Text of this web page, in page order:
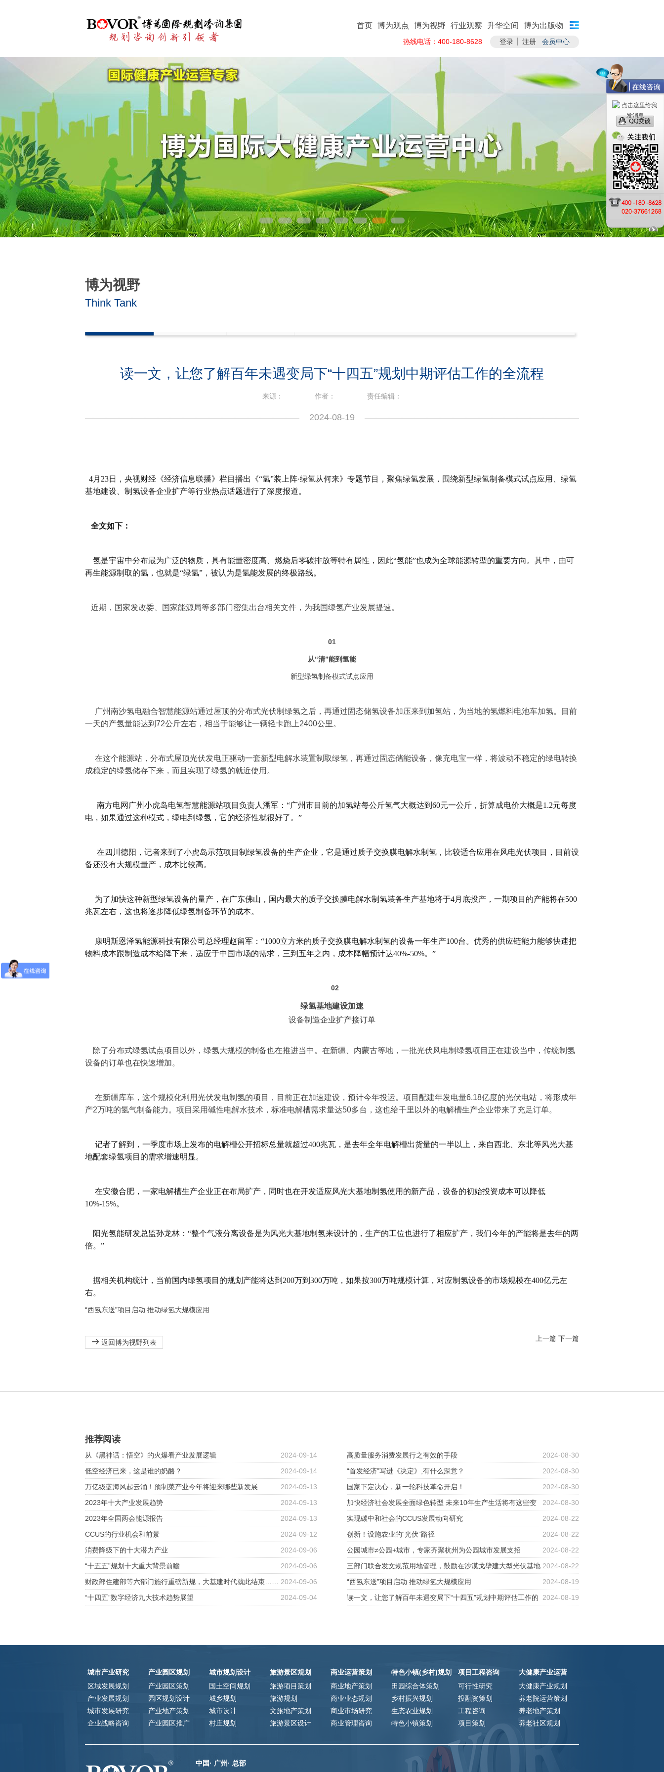
热线电话：400-180-8628 登录 注册 会员中心
首页 博为观点 博为视野 行业观察 升华空间 博为出版物
博为视野
Think Tank
读一文，让您了解百年未遇变局下“十四五”规划中期评估工作的全流程
来源： 作者： 责任编辑：
2024-08-19
4月23日，央视财经《经济信息联播》栏目播出《“氢”装上阵·绿氢从何来》专题节目，聚焦绿氢发展，围绕新型绿氢制备模式试点应用、绿氢
基地建设、制氢设备企业扩产等行业热点话题进行了深度报道。
全文如下：
氢是宇宙中分布最为广泛的物质，具有能量密度高、燃烧后零碳排放等特有属性，因此“氢能”也成为全球能源转型的重要方向。其中，由可
再生能源制取的氢，也就是“绿氢”，被认为是氢能发展的终极路线。
近期，国家发改委、国家能源局等多部门密集出台相关文件，为我国绿氢产业发展提速。
01
从“清”能到氢能
新型绿氢制备模式试点应用
广州南沙氢电融合智慧能源站通过屋顶的分布式光伏制绿氢之后，再通过固态储氢设备加压来到加氢站，为当地的氢燃料电池车加氢。目前
一天的产氢量能达到72公斤左右，相当于能够让一辆轻卡跑上2400公里。
在这个能源站，分布式屋顶光伏发电正驱动一套新型电解水装置制取绿氢，再通过固态储能设备，像充电宝一样，将波动不稳定的绿电转换
成稳定的绿氢储存下来，而且实现了绿氢的就近使用。
南方电网广州小虎岛电氢智慧能源站项目负责人潘军：“广州市目前的加氢站每公斤氢气大概达到60元一公斤，折算成电价大概是1.2元每度
电，如果通过这种模式，绿电到绿氢，它的经济性就很好了。”
在四川德阳，记者来到了小虎岛示范项目制绿氢设备的生产企业，它是通过质子交换膜电解水制氢，比较适合应用在风电光伏项目，目前设
备还没有大规模量产，成本比较高。
为了加快这种新型绿氢设备的量产，在广东佛山，国内最大的质子交换膜电解水制氢装备生产基地将于4月底投产，一期项目的产能将在500
兆瓦左右，这也将逐步降低绿氢制备环节的成本。
康明斯恩泽氢能源科技有限公司总经理赵留军：“1000立方米的质子交换膜电解水制氢的设备一年生产100台。优秀的供应链能力能够快速把
物料成本跟制造成本给降下来，适应于中国市场的需求，三到五年之内，成本降幅预计达40%-50%。”
02
绿氢基地建设加速
设备制造企业扩产接订单
除了分布式绿氢试点项目以外，绿氢大规模的制备也在推进当中。在新疆、内蒙古等地，一批光伏风电制绿氢项目正在建设当中，传统制氢
设备的订单也在快速增加。
在新疆库车，这个规模化利用光伏发电制氢的项目，目前正在加速建设，预计今年投运。项目配建年发电量6.18亿度的光伏电站，将形成年
产2万吨的氢气制备能力。项目采用碱性电解水技术，标准电解槽需求量达50多台，这也给千里以外的电解槽生产企业带来了充足订单。
记者了解到，一季度市场上发布的电解槽公开招标总量就超过400兆瓦，是去年全年电解槽出货量的一半以上，来自西北、东北等风光大基
地配套绿氢项目的需求增速明显。
在安徽合肥，一家电解槽生产企业正在布局扩产，同时也在开发适应风光大基地制氢使用的新产品，设备的初始投资成本可以降低
10%-15%。
阳光氢能研发总监孙龙林：“整个气液分离设备是为风光大基地制氢来设计的，生产的工位也进行了相应扩产，我们今年的产能将是去年的两
倍。”
据相关机构统计，当前国内绿氢项目的规划产能将达到200万到300万吨，如果按300万吨规模计算，对应制氢设备的市场规模在400亿元左
右。
“西氢东送”项目启动 推动绿氢大规模应用
上一篇 下一篇
返回博为视野列表
推荐阅读
2024-09-14
从《黑神话：悟空》的火爆看产业发展逻辑
2024-09-14
低空经济已来，这是谁的奶酪？
2024-09-13
万亿级蓝海风起云涌！预制菜产业今年将迎来哪些新发展
2024-09-13
2023年十大产业发展趋势
2024-09-13
2023年全国两会能源报告
2024-09-12
CCUS的行业机会和前景
2024-09-06
消费降级下的十大潜力产业
2024-09-06
“十五五”规划十大重大背景前瞻
2024-09-06
财政部住建部等六部门施行重磅新规，大基建时代就此结束……
2024-09-04
“十四五”数字经济九大技术趋势展望
2024-08-30
高质量服务消费发展行之有效的手段
2024-08-30
“首发经济”写进《决定》,有什么深意？
2024-08-30
国家下定决心，新一轮科技革命开启！
2024-08-30
加快经济社会发展全面绿色转型 未来10年生产生活将有这些变
化
2024-08-22
实现碳中和社会的CCUS发展动向研究
2024-08-22
创新！设施农业的“光伏”路径
2024-08-22
公园城市≠公园+城市，专家齐聚杭州为公园城市发展支招
2024-08-22
三部门联合发文规范用地管理，鼓励在沙漠戈壁建大型光伏基地
2024-08-19
“西氢东送”项目启动 推动绿氢大规模应用
2024-08-19
读一文，让您了解百年未遇变局下“十四五”规划中期评估工作的
城市产业研究
区域发展规划
产业发展规划
城市发展研究
企业战略咨询
产业园区规划
产业园区策划
园区规划设计
产业地产策划
产业园区推广
城市规划设计
国土空间规划
城乡规划
城市设计
村庄规划
旅游景区规划
旅游项目策划
旅游规划
文旅地产策划
旅游景区设计
商业运营策划
商业地产策划
商业业态规划
商业市场研究
商业管理咨询
特色小镇(乡村)规划
田园综合体策划
乡村振兴规划
生态农业规划
特色小镇策划
项目工程咨询
可行性研究
投融资策划
工程咨询
项目策划
大健康产业运营
大健康产业规划
养老院运营策划
养老地产策划
养老社区规划
中国· 广州· 总部